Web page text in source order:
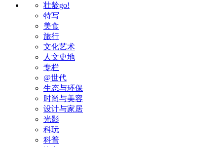
壮龄go!
特写
美食
旅行
文化艺术
人文史地
专栏
@世代
生态与环保
时尚与美容
设计与家居
光影
科玩
科普